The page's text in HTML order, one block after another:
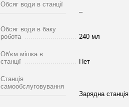
Обсяг води в станції
–
Обсяг води в баку
робота
240 мл
Об'єм мішка в
станції
Нет
Станція
самообслуговування
Зарядна станція